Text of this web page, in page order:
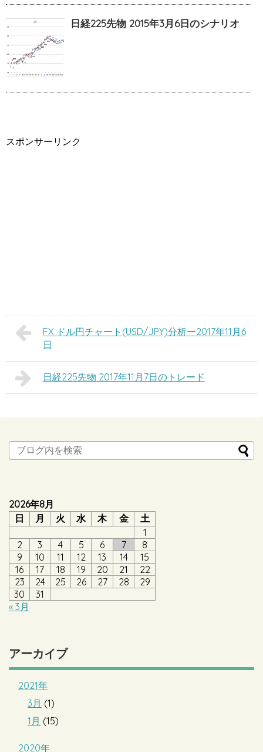
日経225先物 2015年3月6日のシナリオ
スポンサーリンク
FX ドル円チャート(USD/JPY)分析ー2017年11月6
日
日経225先物 2017年11月7日のトレード
2026年8月
日
月 火 水 木 金
土
1
2
3 4 5 6 7
8
9
10 11 12 13 14
15
16
17 18 19 20 21
22
23
24 25 26 27 28
29
30
31
« 3月
アーカイブ
2021年
3月 (1)
1月 (15)
2020年